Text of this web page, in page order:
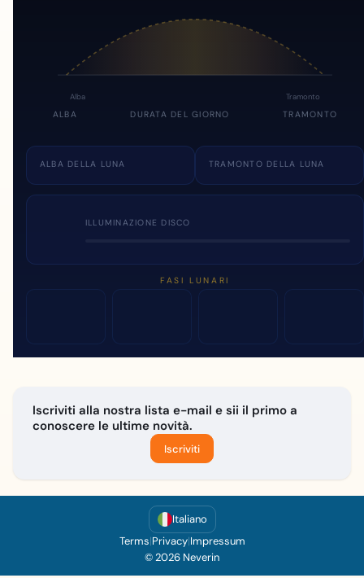
Alba Tramonto
ALBA DURATA DEL GIORNO TRAMONTO
ALBA DELLA LUNA TRAMONTO DELLA LUNA
ILLUMINAZIONE DISCO
FASI LUNARI
Iscriviti alla nostra lista e-mail e sii il primo a
conoscere le ultime novità.
Iscriviti
Italiano
Terms|Privacy|Impressum
© 2026 Neverin